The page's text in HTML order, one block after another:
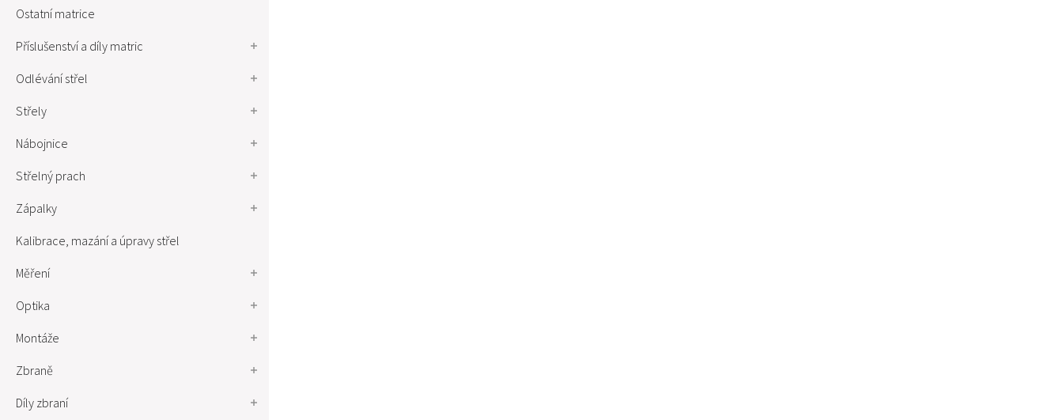
Ostatní matrice
Příslušenství a díly matric
Odlévání střel
Střely
Nábojnice
Střelný prach
Zápalky
Kalibrace, mazání a úpravy střel
Měření
Optika
Montáže
Zbraně
Díly zbraní